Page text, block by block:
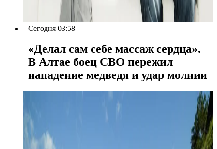
Сегодня 03:58
«Делал сам себе массаж сердца».
В Алтае боец СВО пережил
нападение медведя и удар молнии